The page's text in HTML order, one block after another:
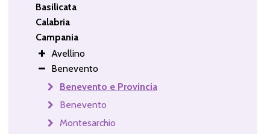
Basilicata
Calabria
Campania
Avellino
Benevento
Benevento e Provincia
Benevento
Montesarchio